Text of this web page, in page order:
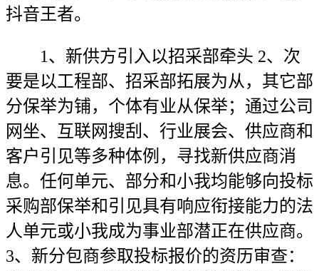
抖音王者。
1、新供方引入以招采部牵头 2、次
要是以工程部、招采部拓展为从，其它部
分保举为铺，个体有业从保举；通过公司
网坐、互联网搜刮、行业展会、供应商和
客户引见等多种体例，寻找新供应商消
息。任何单元、部分和小我均能够向投标
采购部保举和引见具有响应衔接能力的法
人单元或小我成为事业部潜正在供应商。
3、新分包商参取投标报价的资历审查：